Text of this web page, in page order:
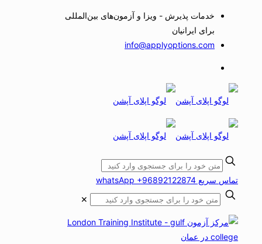
خدمات پذیرش - ویزا و آزمون‌های بین‌المللی
برای ایرانیان
info@applyoptions.com
تماس سریع whatsApp +96892122874
✕